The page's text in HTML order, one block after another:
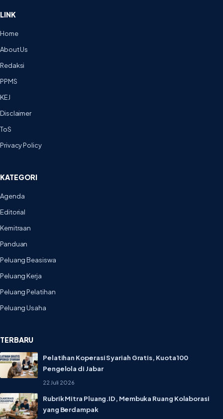
LINK
Home
About Us
Redaksi
PPMS
KEJ
Disclaimer
ToS
Privacy Policy
KATEGORI
Agenda
Editorial
Kemitraan
Panduan
Peluang Beasiswa
Peluang Kerja
Peluang Pelatihan
Peluang Usaha
TERBARU
Pelatihan Koperasi Syariah Gratis, Kuota 100
Pengelola di Jabar
22 Juli 2026
Rubrik Mitra Pluang.ID, Membuka Ruang Kolaborasi
yang Berdampak